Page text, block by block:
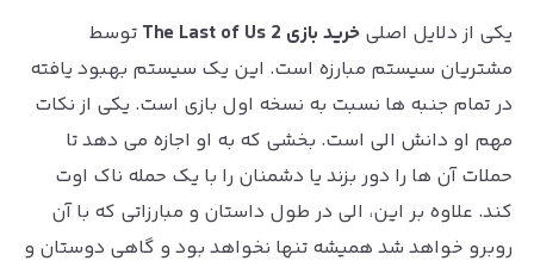
یکی از دلایل اصلی خرید بازی The Last of Us 2
توسط
مشتریان سیستم مبارزه است. این یک سیستم بهبود یافته
در تمام جنبه ها نسبت به نسخه اول بازی است. یکی از نکات
مهم او دانش الی است. بخشی که به او اجازه می دهد تا
حملات آن ها را دور بزند یا دشمنان را با یک حمله ناک اوت
کند. علاوه بر این، الی در طول داستان و مبارزاتی که با آن
روبرو خواهد شد همیشه تنها نخواهد بود و گاهی دوستان و